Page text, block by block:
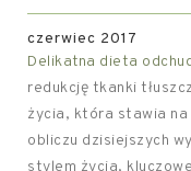
czerwiec 2017
Delikatna dieta
redukcję tkanki
życia, która stawia na
obliczu dzisiejszych